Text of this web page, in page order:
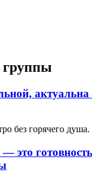
без горячего
— это